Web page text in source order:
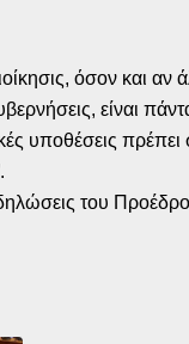
όσον και αν
είναι
υποθέσεις
του